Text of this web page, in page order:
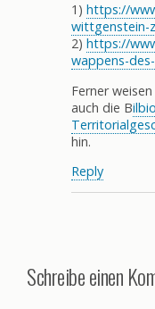
1) https://
wittgenstein-
2) https://
wappens-
Ferner
auch die B
hin.
Reply
Schreibe einen